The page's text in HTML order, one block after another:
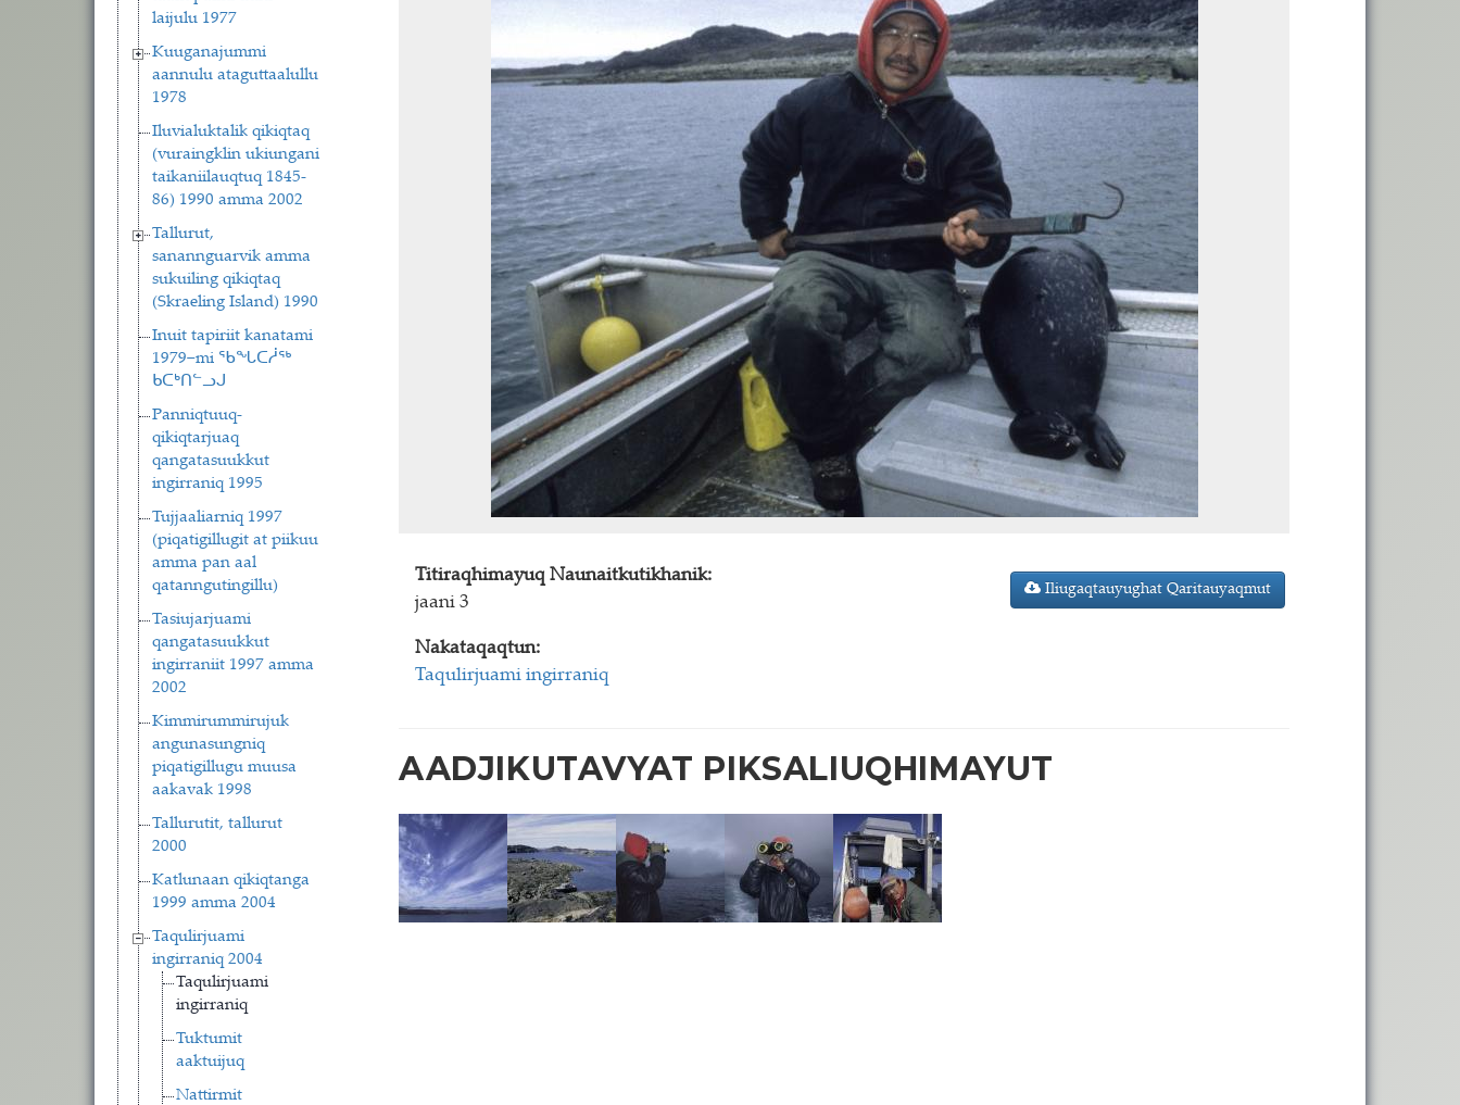
laijulu 1977
Kuuganajummi
aannulu ataguttaalullu
1978
Iluvialuktalik qikiqtaq
(vuraingklin ukiungani
taikaniilauqtuq 1845-
86) 1990 amma 2002
Tallurut,
sanannguarvik amma
sukuiling qikiqtaq
(Skraeling Island) 1990
Inuit tapiriit kanatami
1979−mi ᖃᖓᑕᓲᖅ
ᑲᑕᒃᑎᓪᓗᒍ
Panniqtuuq-
qikiqtarjuaq
qangatasuukkut
ingirraniq 1995
Tujjaaliarniq 1997
(piqatigillugit at piikuu
amma pan aal
qatanngutingillu)
Tasiujarjuami
qangatasuukkut
ingirraniit 1997 amma
2002
Kimmirummirujuk
angunasungniq
piqatigillugu muusa
aakavak 1998
Tallurutit, tallurut
2000
Katlunaan qikiqtanga
1999 amma 2004
Taqulirjuami
ingirraniq 2004
Taqulirjuami
ingirraniq
Tuktumit
aaktuijuq
Nattirmit
Titiraqhimayuq Naunaitkutikhanik:
jaani 3
Nakataqaqtun:
Taqulirjuami ingirraniq
Iliugaqtauyughat Qaritauyaqmut
AADJIKUTAVYAT PIKSALIUQHIMAYUT